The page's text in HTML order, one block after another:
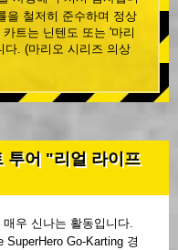
을 철저히 준수하며 정상
트는 닌텐도 또는 '마리
다. (마리오 시리즈 의상
투어 "리얼 라이프
우 신나는 활동입니다.
Go-Karting 경